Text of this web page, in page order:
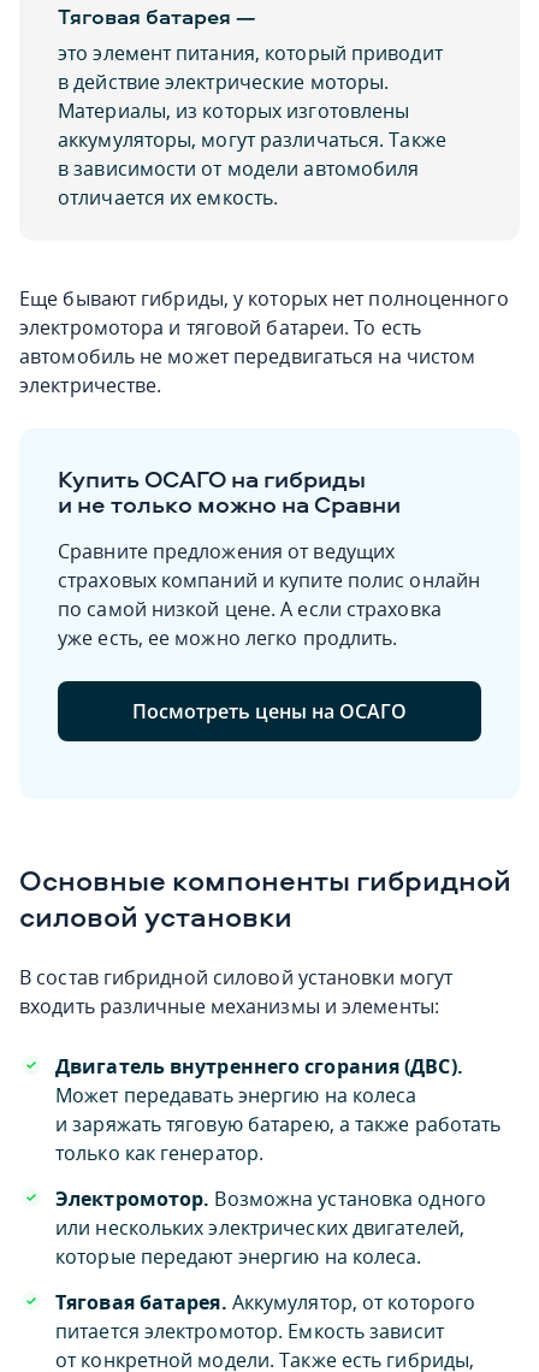
Тяговая батарея —
это элемент питания, который приводит
в действие электрические моторы.
Материалы, из которых изготовлены
аккумуляторы, могут различаться. Также
в зависимости от модели автомобиля
отличается их емкость.
Еще бывают гибриды, у которых нет полноценного
электромотора и тяговой батареи. То есть
автомобиль не может передвигаться на чистом
электричестве.
Купить ОСАГО на гибриды
и не только можно на Сравни
Сравните предложения от ведущих
страховых компаний и купите полис онлайн
по самой низкой цене. А если страховка
уже есть, ее можно легко продлить.
Посмотреть цены на ОСАГО
Основные компоненты гибридной
силовой установки
В состав гибридной силовой установки могут
входить различные механизмы и элементы:
Двигатель внутреннего сгорания (ДВС).
Может передавать энергию на колеса
и заряжать тяговую батарею, а также работать
только как генератор.
Электромотор. Возможна установка одного
или нескольких электрических двигателей,
которые передают энергию на колеса.
Тяговая батарея. Аккумулятор, от которого
питается электромотор. Емкость зависит
от конкретной модели. Также есть гибриды,